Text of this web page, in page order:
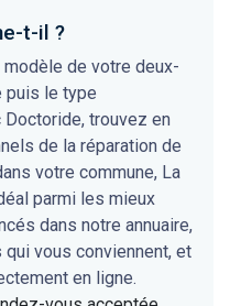
t-il ?
de votre deux-
puis le type
trouvez en
de la réparation de
votre commune, La
parmi les mieux
dans notre annuaire,
vous conviennent, et
en ligne.